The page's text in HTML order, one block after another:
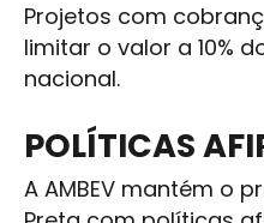
Projetos com
limitar o valor a 10%
nacional.
POLÍTICAS
A AMBEV mantém o